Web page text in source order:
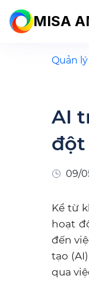
MISA
Quản
AI
đột
09/
Kể từ
hoạt
đến
tạo
qua